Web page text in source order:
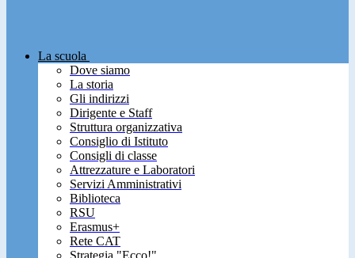
La scuola
Dove siamo
La storia
Gli indirizzi
Dirigente e Staff
Struttura organizzativa
Consiglio di Istituto
Consigli di classe
Attrezzature e Laboratori
Servizi Amministrativi
Biblioteca
RSU
Erasmus+
Rete CAT